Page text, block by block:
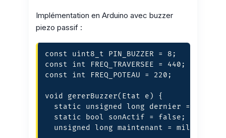
Implémentation en Arduino avec buzzer
piezo passif :
const uint8_t PIN_BUZZER = 8;
const int FREQ_TRAVERSEE = 440;
const int FREQ_POTEAU = 220;
void gererBuzzer(Etat e) {
  static unsigned long dernier = 0;
  static bool sonActif = false;
  unsigned long maintenant = millis();